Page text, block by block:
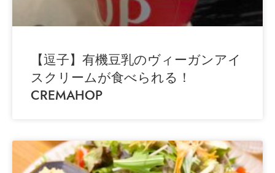
【逗子】有機豆乳のヴィーガンアイ
スクリームが食べられる！
CREMAHOP